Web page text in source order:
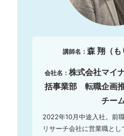
講師名： 森 翔（も
会社名： 株式会社マイ
括事業部 転職企画
チー
2022年10月中途入社。前
リサーチ会社に営業職と